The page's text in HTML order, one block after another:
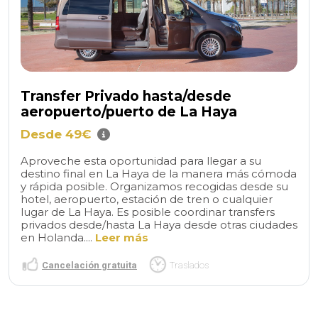
Transfer Privado hasta/desde
aeropuerto/puerto de La Haya
Desde 49€
Aproveche esta oportunidad para llegar a su
destino final en La Haya de la manera más cómoda
y rápida posible. Organizamos recogidas desde su
hotel, aeropuerto, estación de tren o cualquier
lugar de La Haya. Es posible coordinar transfers
privados desde/hasta La Haya desde otras ciudades
en Holanda.... Leer más
Cancelación gratuita Traslados